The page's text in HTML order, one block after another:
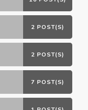
2 POST(S)
2 POST(S)
7 POST(S)